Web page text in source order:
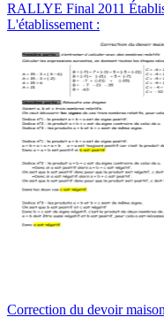
RALLYE Final 2011
L'établissement :
Correction du devoir